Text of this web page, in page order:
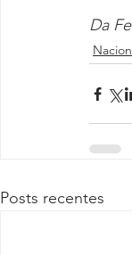
Da
Posts recentes